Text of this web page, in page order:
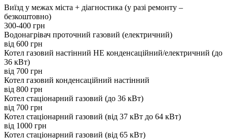
Виїзд у межах міста + діагностика (у разі ремонту –
безкоштовно)
300-400 грн
Водонагрівач проточний газовий (електричний)
вiд 600 грн
Котел газовий настінний НЕ конденсаційний/електричний (до
36 кВт)
вiд 700 грн
Котел газовий конденсаційний настінний
вiд 800 грн
Котел стаціонарний газовий (до 36 кВт)
вiд 700 грн
Котел стаціонарний газовий (від 37 кВт до 64 кВт)
вiд 1000 грн
Котел стаціонарний газовий (від 65 кВт)